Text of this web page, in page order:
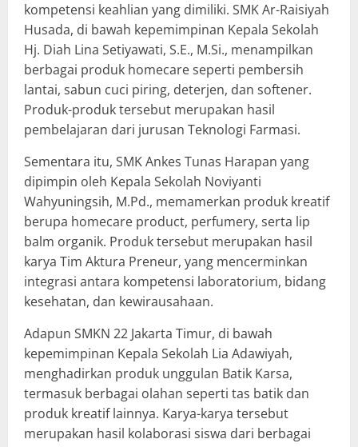
kompetensi keahlian yang dimiliki. SMK Ar-Raisiyah
Husada, di bawah kepemimpinan Kepala Sekolah
Hj. Diah Lina Setiyawati, S.E., M.Si., menampilkan
berbagai produk homecare seperti pembersih
lantai, sabun cuci piring, deterjen, dan softener.
Produk-produk tersebut merupakan hasil
pembelajaran dari jurusan Teknologi Farmasi.
Sementara itu, SMK Ankes Tunas Harapan yang
dipimpin oleh Kepala Sekolah Noviyanti
Wahyuningsih, M.Pd., memamerkan produk kreatif
berupa homecare product, perfumery, serta lip
balm organik. Produk tersebut merupakan hasil
karya Tim Aktura Preneur, yang mencerminkan
integrasi antara kompetensi laboratorium, bidang
kesehatan, dan kewirausahaan.
Adapun SMKN 22 Jakarta Timur, di bawah
kepemimpinan Kepala Sekolah Lia Adawiyah,
menghadirkan produk unggulan Batik Karsa,
termasuk berbagai olahan seperti tas batik dan
produk kreatif lainnya. Karya-karya tersebut
merupakan hasil kolaborasi siswa dari berbagai